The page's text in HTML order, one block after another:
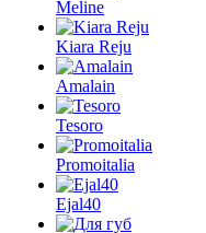
Meline
Kiara Reju
Amalain
Tesoro
Promoitalia
Ejal40